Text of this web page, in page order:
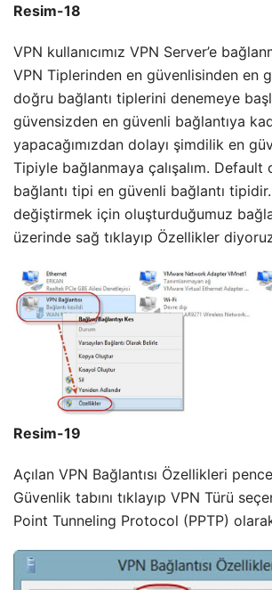
Resim-18
VPN kullanıcımız VPN Server’e
VPN Tiplerinden en güvenlisinden en
doğru bağlantı tiplerini denemeye
güvensizden en güvenli bağlantıya
yapacağımızdan dolayı şimdilik en
Tipiyle bağlanmaya çalışalım. Default
bağlantı tipi en güvenli bağlantı
değiştirmek için oluşturduğumuz
üzerinde sağ tıklayıp Özellikler
Resim-19
Açılan VPN Bağlantısı Özellikleri
Güvenlik tabını tıklayıp VPN Türü
Point Tunneling Protocol (PPTP)